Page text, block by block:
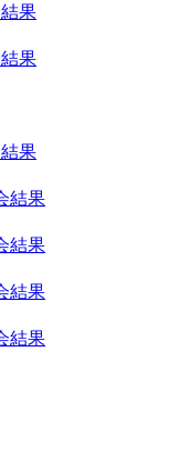
果
果
果
結果
結果
結果
結果